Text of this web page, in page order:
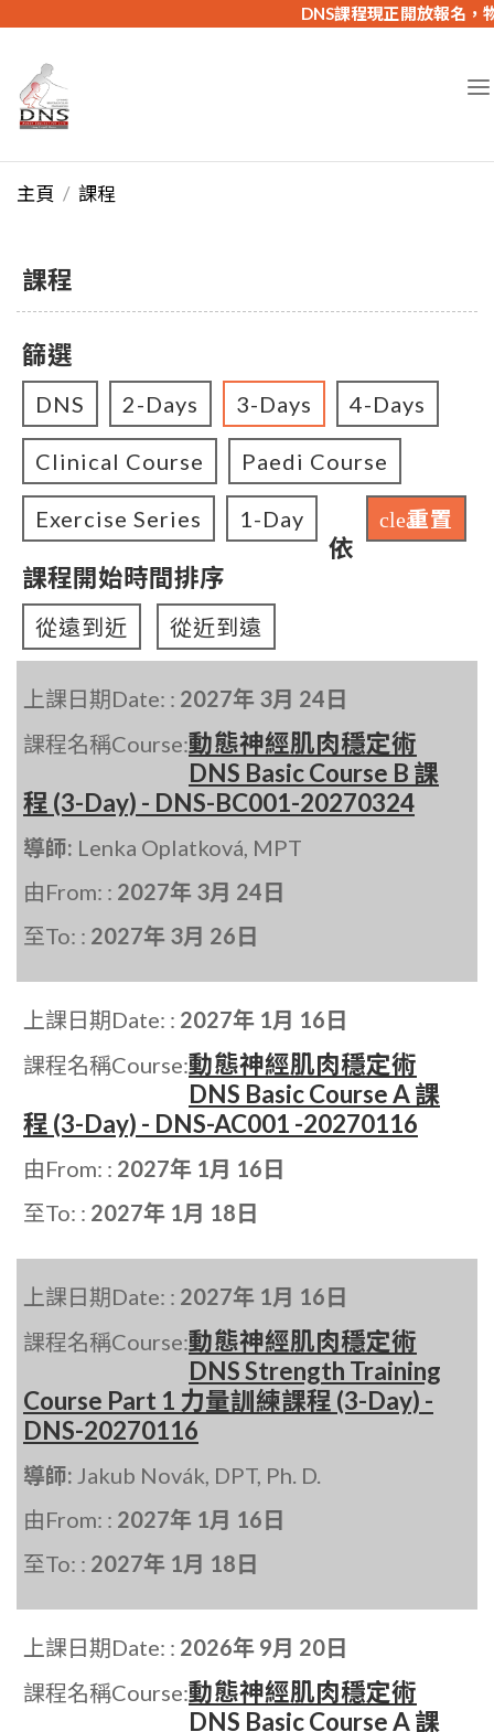
DNS課程現正開放報名，物
主頁 課程
課程
篩選
DNS 2-Days 3-Days 4-Days
Clinical Course Paedi Course
Exercise Series 1-Day clear重置
依
課程開始時間排序
從遠到近 從近到遠
上課日期Date: : 2027年 3月 24日
課程名稱Course:動態神經肌肉穩定術
DNS Basic Course B 課
程 (3-Day) - DNS-BC001-20270324
導師: Lenka Oplatková, MPT
由From: : 2027年 3月 24日
至To: : 2027年 3月 26日
上課日期Date: : 2027年 1月 16日
課程名稱Course:動態神經肌肉穩定術
DNS Basic Course A 課
程 (3-Day) - DNS-AC001 -20270116
由From: : 2027年 1月 16日
至To: : 2027年 1月 18日
上課日期Date: : 2027年 1月 16日
課程名稱Course:動態神經肌肉穩定術
DNS Strength Training
Course Part 1 力量訓練課程 (3-Day) -
DNS-20270116
導師: Jakub Novák, DPT, Ph. D.
由From: : 2027年 1月 16日
至To: : 2027年 1月 18日
上課日期Date: : 2026年 9月 20日
課程名稱Course:動態神經肌肉穩定術
DNS Basic Course A 課